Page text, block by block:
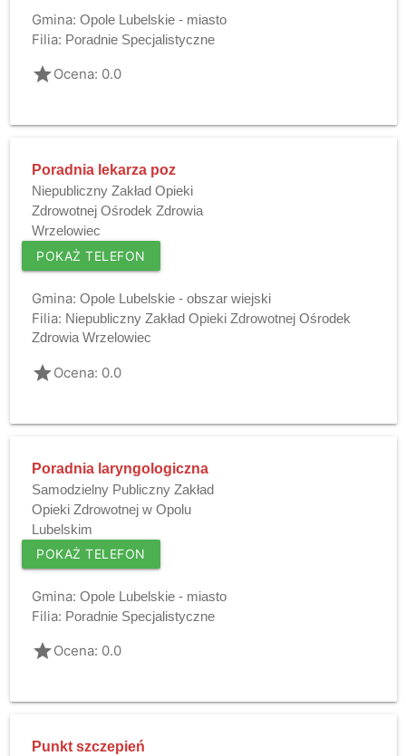
Gmina: Opole Lubelskie - miasto
Filia: Poradnie Specjalistyczne
gradeOcena: 0.0
Poradnia lekarza poz
Niepubliczny Zakład Opieki
Zdrowotnej Ośrodek Zdrowia
Wrzelowiec
POKAŻ TELEFON
Gmina: Opole Lubelskie - obszar wiejski
Filia: Niepubliczny Zakład Opieki Zdrowotnej Ośrodek
Zdrowia Wrzelowiec
gradeOcena: 0.0
Poradnia laryngologiczna
Samodzielny Publiczny Zakład
Opieki Zdrowotnej w Opolu
Lubelskim
POKAŻ TELEFON
Gmina: Opole Lubelskie - miasto
Filia: Poradnie Specjalistyczne
gradeOcena: 0.0
Punkt szczepień